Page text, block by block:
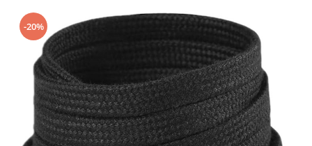
-20%